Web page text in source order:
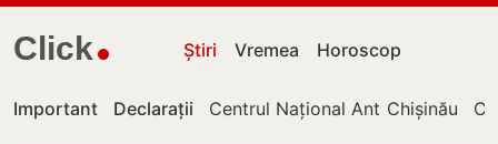
Click Știri Vremea Horoscop
Important Declarații Centrul Național Anticorupție
Chișinău